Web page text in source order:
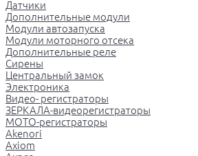
Датчики
Дополнительные модули
Модули автозапуска
Модули моторного отсека
Дополнительные реле
Сирены
Центральный замок
Электроника
Видео- регистраторы
ЗЕРКАЛА-видеорегистраторы
МОТО-регистраторы
Akenori
Axiom